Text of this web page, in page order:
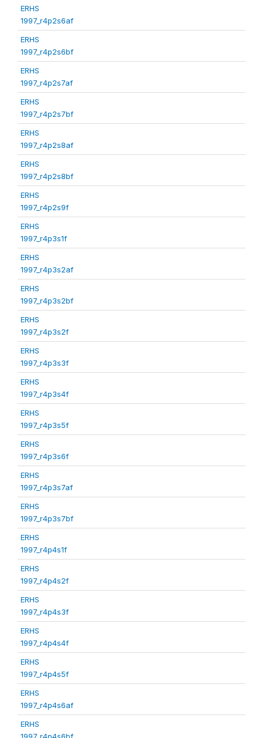
ERHS
1997_r4p2s6af
ERHS
1997_r4p2s6bf
ERHS
1997_r4p2s7af
ERHS
1997_r4p2s7bf
ERHS
1997_r4p2s8af
ERHS
1997_r4p2s8bf
ERHS
1997_r4p2s9f
ERHS
1997_r4p3s1f
ERHS
1997_r4p3s2af
ERHS
1997_r4p3s2bf
ERHS
1997_r4p3s2f
ERHS
1997_r4p3s3f
ERHS
1997_r4p3s4f
ERHS
1997_r4p3s5f
ERHS
1997_r4p3s6f
ERHS
1997_r4p3s7af
ERHS
1997_r4p3s7bf
ERHS
1997_r4p4s1f
ERHS
1997_r4p4s2f
ERHS
1997_r4p4s3f
ERHS
1997_r4p4s4f
ERHS
1997_r4p4s5f
ERHS
1997_r4p4s6af
ERHS
1997_r4p4s6bf